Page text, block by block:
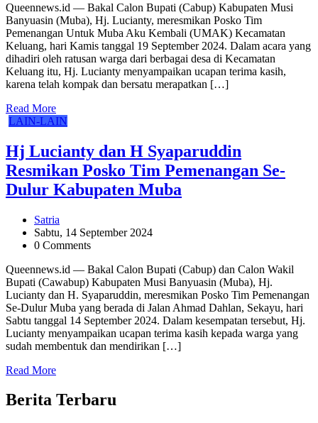
Queennews.id — Bakal Calon Bupati (Cabup) Kabupaten Musi
Banyuasin (Muba), Hj. Lucianty, meresmikan Posko Tim
Pemenangan Untuk Muba Aku Kembali (UMAK) Kecamatan
Keluang, hari Kamis tanggal 19 September 2024. Dalam acara yang
dihadiri oleh ratusan warga dari berbagai desa di Kecamatan
Keluang itu, Hj. Lucianty menyampaikan ucapan terima kasih,
karena telah kompak dan bersatu merapatkan […]
Read More
LAIN-LAIN
Hj Lucianty dan H Syaparuddin
Resmikan Posko Tim Pemenangan Se-
Dulur Kabupaten Muba
Satria
Sabtu, 14 September 2024
0 Comments
Queennews.id — Bakal Calon Bupati (Cabup) dan Calon Wakil
Bupati (Cawabup) Kabupaten Musi Banyuasin (Muba), Hj.
Lucianty dan H. Syaparuddin, meresmikan Posko Tim Pemenangan
Se-Dulur Muba yang berada di Jalan Ahmad Dahlan, Sekayu, hari
Sabtu tanggal 14 September 2024. Dalam kesempatan tersebut, Hj.
Lucianty menyampaikan ucapan terima kasih kepada warga yang
sudah membentuk dan mendirikan […]
Read More
Berita Terbaru